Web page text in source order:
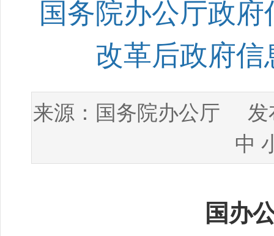
国务院办公厅政
改革后政府
来源： 国务院办公厅 发
中
国办